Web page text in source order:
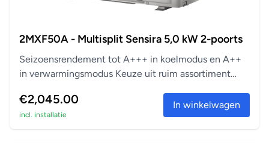
2MXF50A - Multisplit Sensira 5,0 kW 2-poorts
Seizoensrendement tot A+++ in koelmodus en A++
in verwarmingsmodus Keuze uit ruim assortiment
€2,045.00
incl. installatie
In winkelwagen